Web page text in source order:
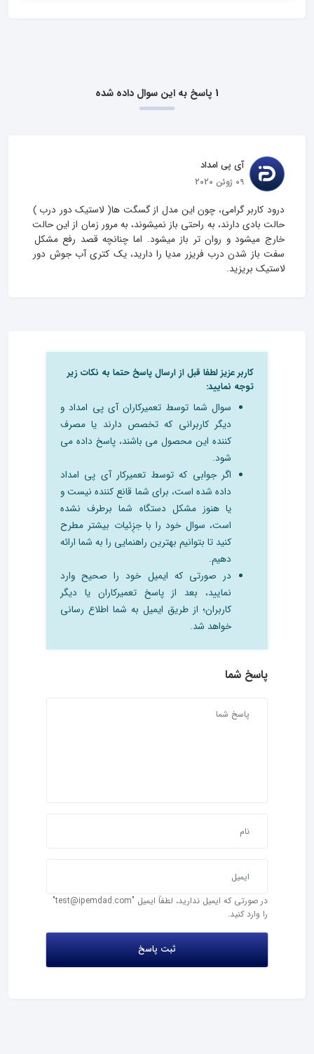
1 پاسخ به این سوال داده شده
آی پی امداد
09 ژوئن 2020
درود کاربر گرامی، چون این مدل از گسگت ها( لاستیک دور درب )
حالت بادی دارند، به راحتی باز نمیشوند، به مرور زمان از این حالت
خارج میشود و روان تر باز میشود. اما چنانچه قصد رفع مشکل
سفت باز شدن درب فریزر مدیا را دارید، یک کتری آب جوش دور
لاستیک بریزید.
کاربر عزیز لطفا قبل از ارسال پاسخ حتما به نکات زیر
توجه نمایید:
سوال شما توسط تعمیرکاران آی پی امداد و
دیگر کاربرانی که تخصص دارند یا مصرف
کننده این محصول می باشند، پاسخ داده می
شود.
اگر جوابی که توسط تعمیرکار آی پی امداد
داده شده است، برای شما قانع کننده نیست و
یا هنوز مشکل دستگاه شما برطرف نشده
است، سوال خود را با جزِئیات بیشتر مطرح
کنید تا بتوانیم بهترین راهنمایی را به شما ارائه
دهیم.
در صورتی که ایمیل خود را صحیح وارد
نمایید، بعد از پاسخ تعمیرکاران یا دیگر
کاربران؛ از طریق ایمیل به شما اطلاع رسانی
خواهد شد.
پاسخ شما
در صورتی که ایمیل ندارید، لطفاً ایمیل "test@ipemdad.com"
را وارد کنید.